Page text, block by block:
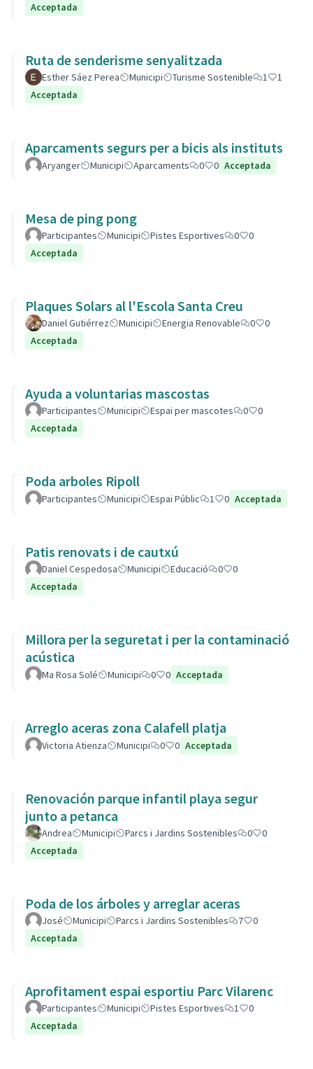
Acceptada
Ruta de senderisme senyalitzada
Esther Sáez Perea Municipi Turisme Sostenible 1
1
Acceptada
Aparcaments segurs per a bicis als instituts
Aryanger Municipi Aparcaments 0 0 Acceptada
Mesa de ping pong
Participantes Municipi Pistes Esportives 0
0
Acceptada
Plaques Solars al l'Escola Santa Creu
Daniel Gutiérrez Municipi Energia Renovable 0
0
Acceptada
Ayuda a voluntarias mascostas
Participantes Municipi Espai per mascotes 0
0
Acceptada
Poda arboles Ripoll
Participantes Municipi Espai Públic 1 0 Acceptada
Patis renovats i de cautxú
Daniel Cespedosa Municipi Educació 0
0
Acceptada
Millora per la seguretat i per la contaminació
acústica
Ma Rosa Solé Municipi 0 0 Acceptada
Arreglo aceras zona Calafell platja
Victoria Atienza Municipi 0 0 Acceptada
Renovación parque infantil playa segur
junto a petanca
Andrea Municipi Parcs i Jardins Sostenibles 0
0
Acceptada
Poda de los árboles y arreglar aceras
José Municipi Parcs i Jardins Sostenibles 7
0
Acceptada
Aprofitament espai esportiu Parc Vilarenc
Participantes Municipi Pistes Esportives 1
0
Acceptada